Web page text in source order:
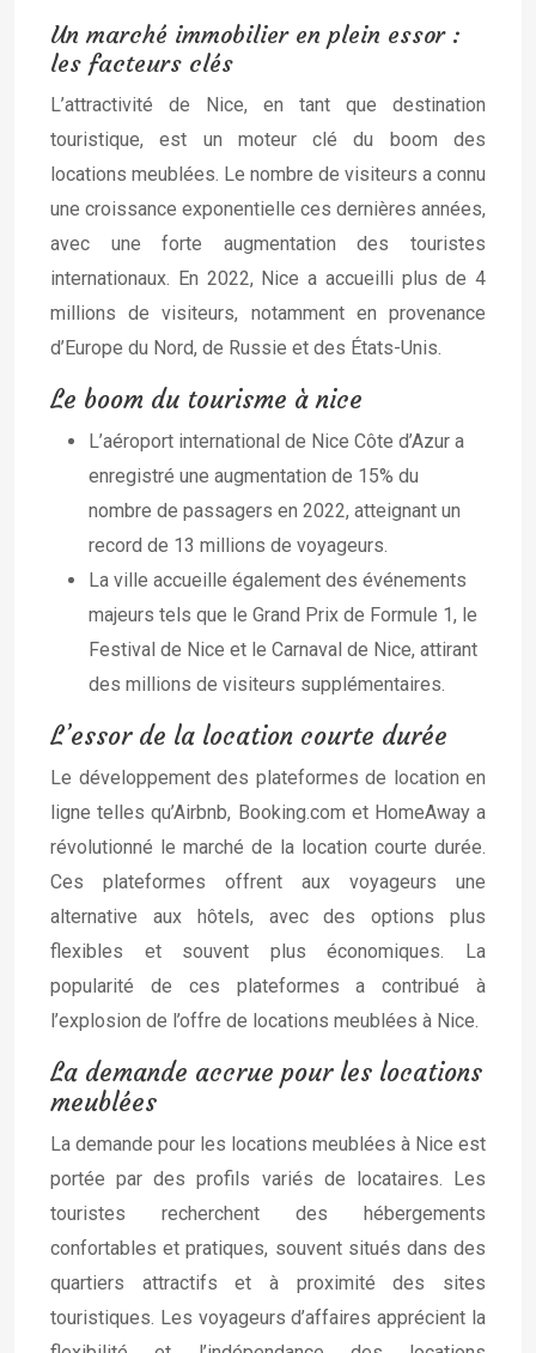
Un marché immobilier en plein essor :
les facteurs clés
L’attractivité de Nice, en tant que destination
touristique, est un moteur clé du boom des
locations meublées. Le nombre de visiteurs a connu
une croissance exponentielle ces dernières années,
avec une forte augmentation des touristes
internationaux. En 2022, Nice a accueilli plus de 4
millions de visiteurs, notamment en provenance
d’Europe du Nord, de Russie et des États-Unis.
Le boom du tourisme à nice
L’aéroport international de Nice Côte d’Azur a
enregistré une augmentation de 15% du
nombre de passagers en 2022, atteignant un
record de 13 millions de voyageurs.
La ville accueille également des événements
majeurs tels que le Grand Prix de Formule 1, le
Festival de Nice et le Carnaval de Nice, attirant
des millions de visiteurs supplémentaires.
L’essor de la location courte durée
Le développement des plateformes de location en
ligne telles qu’Airbnb, Booking.com et HomeAway a
révolutionné le marché de la location courte durée.
Ces plateformes offrent aux voyageurs une
alternative aux hôtels, avec des options plus
flexibles et souvent plus économiques. La
popularité de ces plateformes a contribué à
l’explosion de l’offre de locations meublées à Nice.
La demande accrue pour les locations
meublées
La demande pour les locations meublées à Nice est
portée par des profils variés de locataires. Les
touristes recherchent des hébergements
confortables et pratiques, souvent situés dans des
quartiers attractifs et à proximité des sites
touristiques. Les voyageurs d’affaires apprécient la